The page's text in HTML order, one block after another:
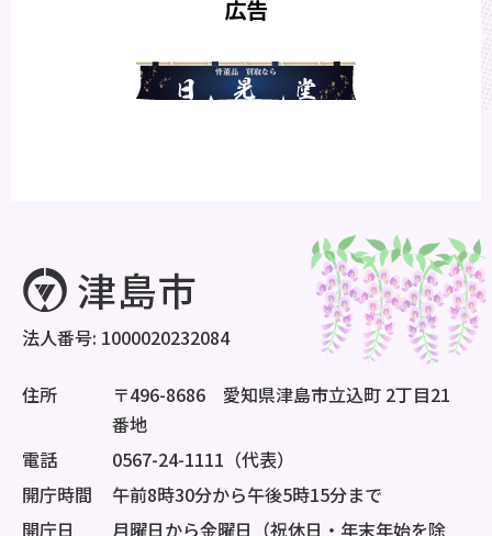
広告
法人番号: 1000020232084
住所
〒496-8686 愛知県津島市立込町 2丁目21
番地
電話
0567-24-1111（代表）
開庁時間
午前8時30分から午後5時15分まで
開庁日
月曜日から金曜日（祝休日・年末年始を除